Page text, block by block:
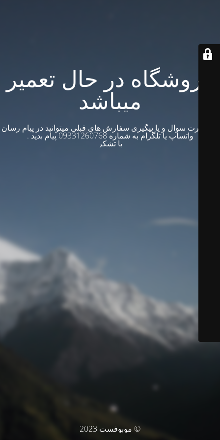
فروشگاه در حال تعمیر
میباشد
در صورت سوال و یا پیگیری سفارش های قبلی میتوانید در پیام رسان
واتساپ یا تلگرام به شماره 09331260768 پیام بدید .
با تشکر
© موبوفست 2023